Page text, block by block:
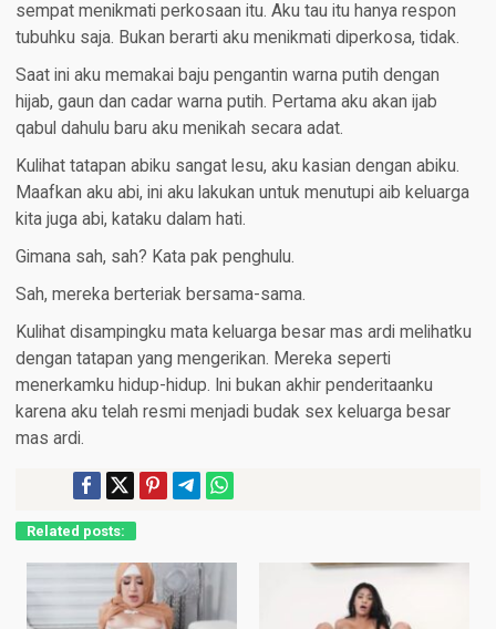
sempat menikmati perkosaan itu. Aku tau itu hanya respon
tubuhku saja. Bukan berarti aku menikmati diperkosa, tidak.
Saat ini aku memakai baju pengantin warna putih dengan
hijab, gaun dan cadar warna putih. Pertama aku akan ijab
qabul dahulu baru aku menikah secara adat.
Kulihat tatapan abiku sangat lesu, aku kasian dengan abiku.
Maafkan aku abi, ini aku lakukan untuk menutupi aib keluarga
kita juga abi, kataku dalam hati.
Gimana sah, sah? Kata pak penghulu.
Sah, mereka berteriak bersama-sama.
Kulihat disampingku mata keluarga besar mas ardi melihatku
dengan tatapan yang mengerikan. Mereka seperti
menerkamku hidup-hidup. Ini bukan akhir penderitaanku
karena aku telah resmi menjadi budak sex keluarga besar
mas ardi.
Related posts: